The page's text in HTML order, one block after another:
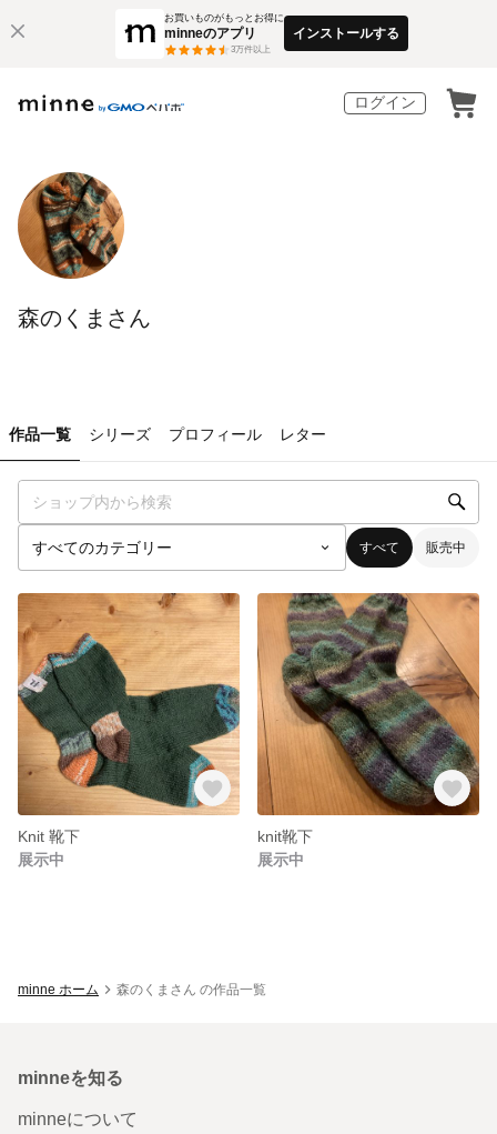
お買いものがもっとお得に
minneのアプリ
3万件以上
インストールする
ログイン
森のくまさん
作品一覧 シリーズ プロフィール レター
すべて 販売中
Knit 靴下
展示中
knit靴下
展示中
minne ホーム 森のくまさん の作品一覧
minneを知る
minneについて